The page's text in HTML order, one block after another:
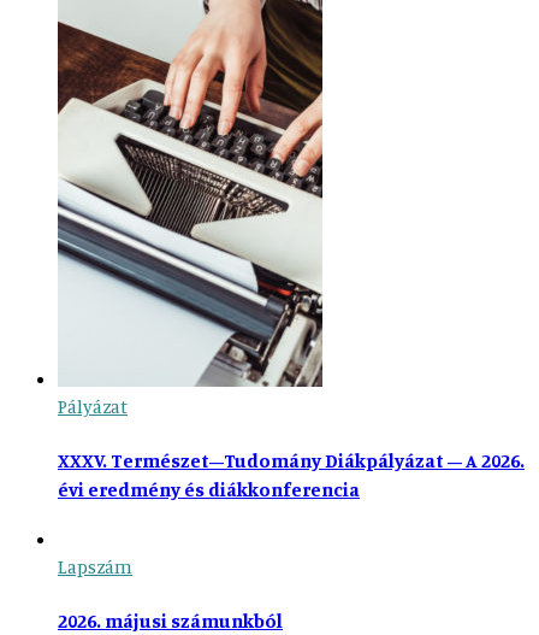
Pályázat
XXXV. Természet–Tudomány Diákpályázat – A 2026.
évi eredmény és diákkonferencia
Lapszám
2026. májusi számunkból